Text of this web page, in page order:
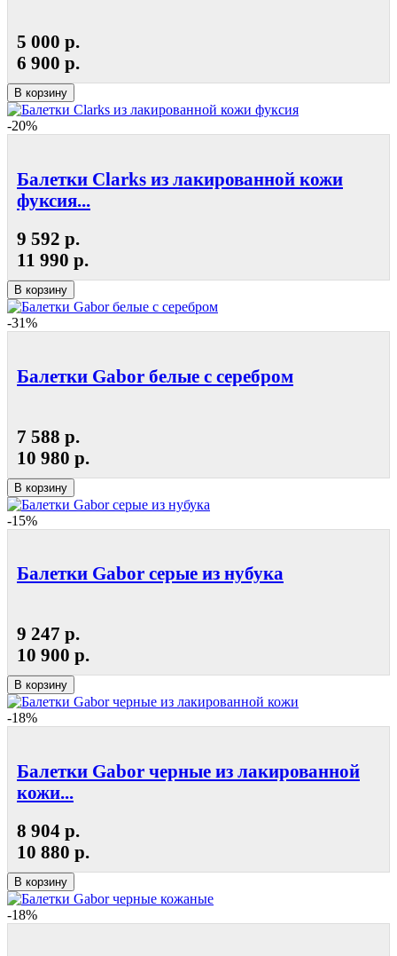
5 000 р.
6 900 р.
В корзину
-20%
Балетки Clarks из лакированной кожи
фуксия...
9 592 р.
11 990 р.
В корзину
-31%
Балетки Gabor белые с серебром
7 588 р.
10 980 р.
В корзину
-15%
Балетки Gabor серые из нубука
9 247 р.
10 900 р.
В корзину
-18%
Балетки Gabor черные из лакированной
кожи...
8 904 р.
10 880 р.
В корзину
-18%